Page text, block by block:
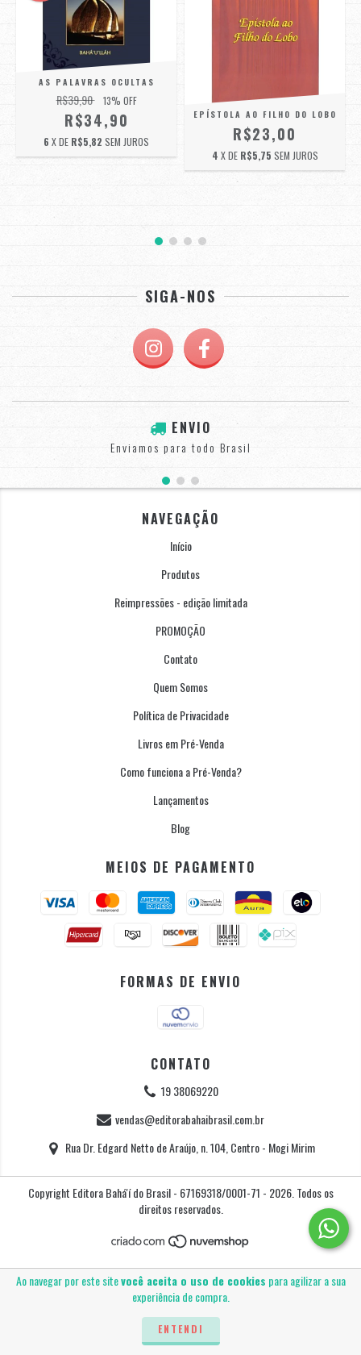
Ao navegar por este sitevocê aceita o uso de cookies para agilizar a sua
experiência de compra.
ENTENDI
AS PALAVRAS OCULTAS
R$39,90 13% OFF
R$34,90
6 X DE R$5,82 SEM JUROS
EPÍSTOLA AO FILHO DO LOBO
R$23,00
4 X DE R$5,75 SEM JUROS
SIGA-NOS
ENVIO
Enviamos para todo Brasil
NAVEGAÇÃO
Início
Produtos
Reimpressões - edição limitada
PROMOÇÃO
Contato
Quem Somos
Política de Privacidade
Livros em Pré-Venda
Como funciona a Pré-Venda?
Lançamentos
Blog
MEIOS DE PAGAMENTO
FORMAS DE ENVIO
CONTATO
19 38069220
vendas@editorabahaibrasil.com.br
Rua Dr. Edgard Netto de Araújo, n. 104, Centro - Mogi Mirim
Copyright Editora Bahá'í do Brasil - 67169318/0001-71 - 2026. Todos os
direitos reservados.